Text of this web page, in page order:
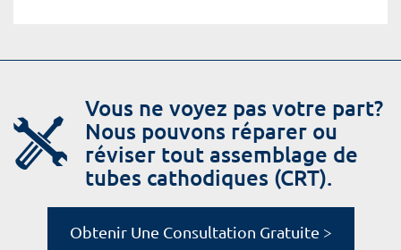
Vous ne voyez pas votre part?
Nous pouvons réparer ou
réviser tout assemblage de
tubes cathodiques (CRT).
Obtenir Une Consultation Gratuite >